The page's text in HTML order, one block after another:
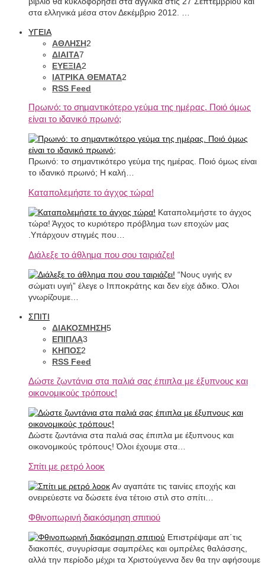
στα ελληνικά μέσα στον Δεκέμβριο 2012. …
ΥΓΕΙΑ
ΑΘΛΗΣΗ2
ΔΙΑΙΤΑ7
ΕΥΕΞΙΑ2
ΙΑΤΡΙΚΑ ΘΕΜΑΤΑ2
RSS Feed
Πρωινό: το σημαντικότερο γεύμα της ημέρας. Ποιό όμως
είναι το ιδανικό πρωινό;
Πρωινό: το σημαντικότερο γεύμα της ημέρας. Ποιό όμως είναι
το ιδανικό πρωινό; Η καλή…
Καταπολεμήστε το άγχος τώρα!
Καταπολεμήστε το άγχος
τώρα! Άγχος το κυριότερο πρόβλημα των εποχών μας
.Υπάρχουν στιγμές που…
Διάλεξε το άθλημα που σου ταιριάζει!
“Νους υγιής εν
σώματι υγιή” έλεγε ο Ιπποκράτης και δεν είχε άδικο. Όλοι
γνωρίζουμε…
ΣΠΙΤΙ
ΔΙΑΚΟΣΜΗΣΗ5
ΕΠΙΠΛΑ3
ΚΗΠΟΣ2
RSS Feed
Δώστε ζωντάνια στα παλιά σας έπιπλα με έξυπνους και
οικονομικούς τρόπους!
Δώστε ζωντάνια στα παλιά σας έπιπλα με έξυπνους και
οικονομικούς τρόπους! Όλοι έχουμε στα…
Σπίτι με ρετρό λοοκ
Αν αγαπάτε τις ταινίες εποχής και
ονειρεύεστε να δώσετε ένα τέτοιο στιλ στο σπίτι…
Φθινοπωρινή διακόσμηση σπιτιού
Επιστρέψαμε απ΄τις
διακοπές, συγυρίσαμε σαμπρέλες και ομπρέλες θαλάσσης,
αλλά την περίοδο μέχρι τα Χριστούγεννα δεν θα την αφήσουμε